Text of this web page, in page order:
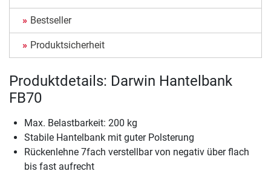
Bestseller
Produktsicherheit
Produktdetails: Darwin Hantelbank
FB70
Max. Belastbarkeit: 200 kg
Stabile Hantelbank mit guter Polsterung
Rückenlehne 7fach verstellbar von negativ über flach
bis fast aufrecht